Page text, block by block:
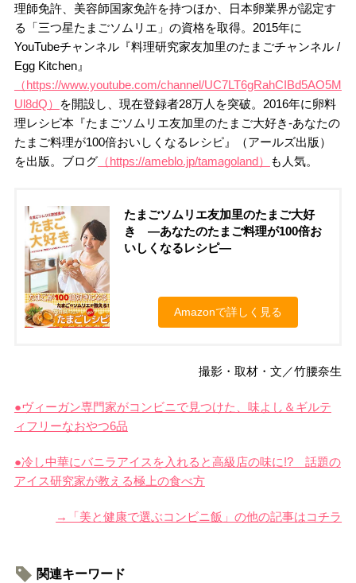
理師免許、美容師国家免許を持つほか、日本卵業界が認定す
る「三つ星たまごソムリエ」の資格を取得。2015年に
YouTubeチャンネル『料理研究家友加里のたまごチャンネル /
Egg Kitchen』
（https://www.youtube.com/channel/UC7LT6gRahCIBd5AO5M
Ul8dQ）
を開設し、現在登録者28万人を突破。2016年に卵料
理レシピ本『たまごソムリエ友加里のたまご大好き-あなたの
たまご料理が100倍おいしくなるレシピ』（アールズ出版）
を出版。ブログ（https://ameblo.jp/tamagoland） も人気。
たまごソムリエ友加里のたまご大好
き ―あなたのたまご料理が100倍お
いしくなるレシピ―
Amazonで詳しく見る
撮影・取材・文／竹腰奈生
●ヴィーガン専門家がコンビニで見つけた、味よし＆ギルテ
ィフリーなおやつ6品
●冷し中華にバニラアイスを入れると高級店の味に!? 話題の
アイス研究家が教える極上の食べ方
→「美と健康で選ぶコンビニ飯」の他の記事はコチラ
関連キーワード